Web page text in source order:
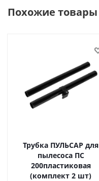
Похожие товары
Трубка ПУЛЬСАР для
пылесоса ПС
200пластиковая
(комплект 2 шт)